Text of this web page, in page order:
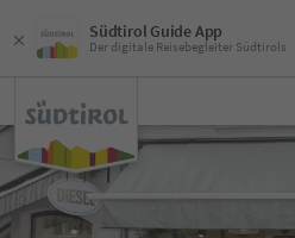
Südtirol Guide App
Der digitale Reisebegleiter Südtirols